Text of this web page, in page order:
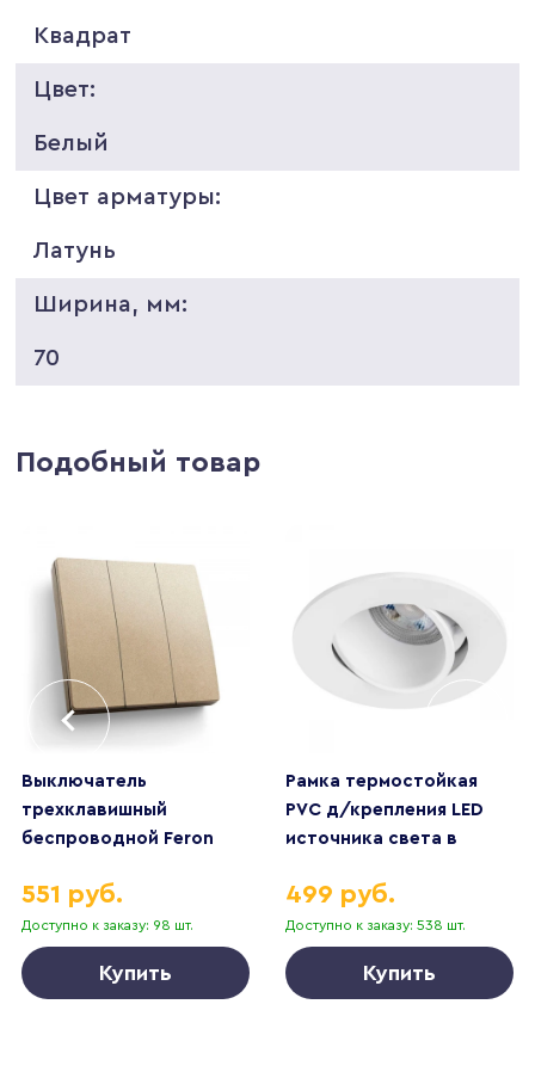
Квадрат
Цвет:
Белый
Цвет арматуры:
Латунь
Ширина, мм:
70
Подобный товар
Выключатель
трехклавишный
беспроводной Feron
41727
Доступно к заказу: 98 шт.
551 руб.
Купить
Рамка термостойкая
PVC д/крепления LED
источника света в
Singo Lightstar 012606
Доступно к заказу: 538 шт.
499 руб.
Купить